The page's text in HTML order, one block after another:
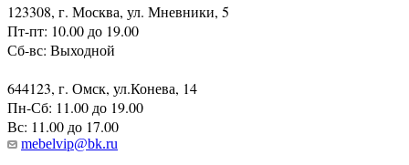
123308, г. Москва, ул. Мневники, 5
Пт-пт: 10.00 до 19.00
Сб-вс: Выходной
644123, г. Омск, ул.Конева, 14
Пн-Сб: 11.00 до 19.00
Вс: 11.00 до 17.00
mebelvip@bk.ru